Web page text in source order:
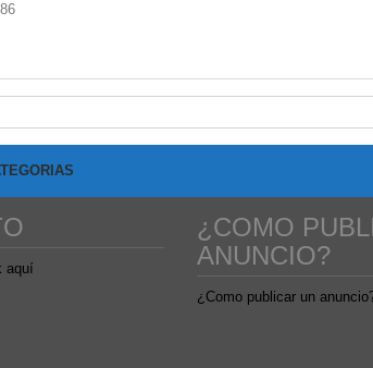
aquí
¿COMO
ANUNCIO?
¿Como publicar un